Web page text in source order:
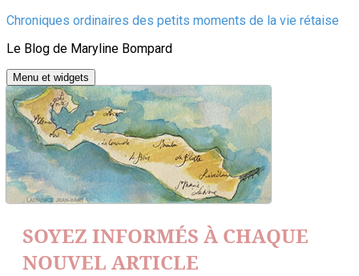
Aller
contenu
Chroniques ordinaires des petits moments de la vie rétaise
Le Blog de Maryline Bompard
Menu et widgets
SOYEZ INFORMÉS À CHAQUE
NOUVEL ARTICLE